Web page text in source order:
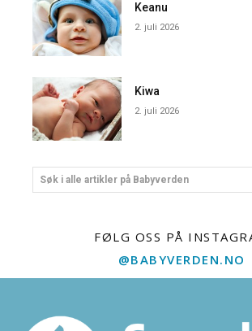
Keanu
2. juli 2026
Kiwa
2. juli 2026
Søk i alle artikler på Babyverden
FØLG OSS PÅ
@BABYVERDEN.NO